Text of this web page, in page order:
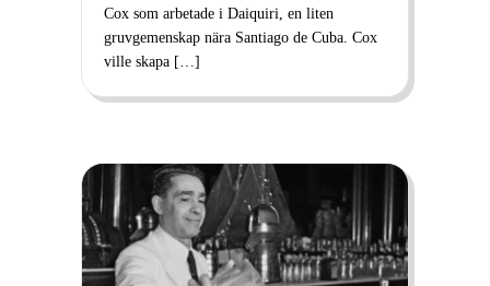
Cox som arbetade i Daiquiri, en liten
gruvgemenskap nära Santiago de Cuba. Cox
ville skapa […]